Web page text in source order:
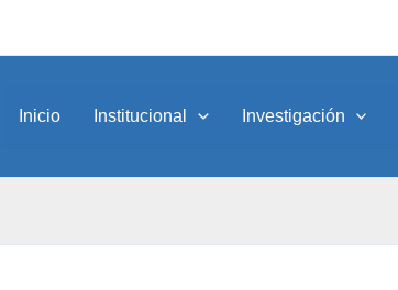
Inicio Institucional Investigación